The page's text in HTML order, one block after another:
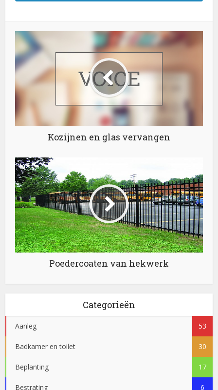
Kozijnen en glas vervangen
Poedercoaten van hekwerk
Categorieën
Aanleg 53
Badkamer en toilet 30
Beplanting 17
Bestrating 6